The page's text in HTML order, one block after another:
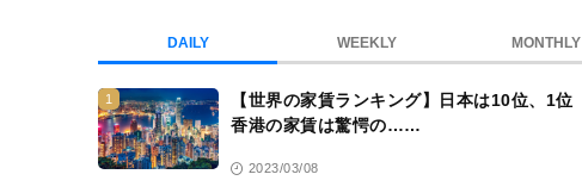
DAILY WEEKLY MONTHLY
1
【世界の家賃ランキング】日本は10位、1位
香港の家賃は驚愕の……
2023/03/08